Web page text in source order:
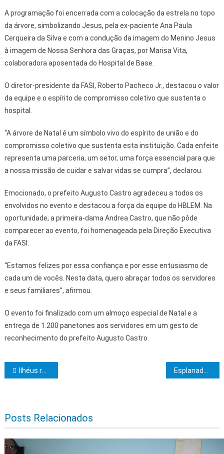
A programação foi encerrada com a colocação da estrela no topo
da árvore, simbolizando Jesus, pela ex-paciente Ana Paula
Cerqueira da Silva e com a condução da imagem do Menino Jesus
à imagem de Nossa Senhora das Graças, por Marisa Vita,
colaboradora aposentada do Hospital de Base.
O diretor-presidente da FASI, Roberto Pacheco Jr., destacou o valor
da equipe e o espírito de compromisso coletivo que sustenta o
hospital.
“A árvore de Natal é um símbolo vivo do espírito de união e do
compromisso coletivo que sustenta esta instituição. Cada enfeite
representa uma parceria, um setor, uma força essencial para que
a nossa missão de cuidar e salvar vidas se cumpra”, declarou.
Emocionado, o prefeito Augusto Castro agradeceu a todos os
envolvidos no evento e destacou a força da equipe do HBLEM. Na
oportunidade, a primeira-dama Andrea Castro, que não pôde
comparecer ao evento, foi homenageada pela Direção Executiva
da FASI.
“Estamos felizes por essa confiança e por esse entusiasmo de
cada um de vocês. Nesta data, quero abraçar todos os servidores
e seus familiares”, afirmou.
O evento foi finalizado com um almoço especial de Natal e a
entrega de 1.200 panetones aos servidores em um gesto de
reconhecimento do prefeito Augusto Castro.
Navegação de Post
Ilhéus recebe patinetes elétricos e amplia opções de mobilidade urbana Esplanada recebe obras para dinamizar o turismo
Posts Relacionados